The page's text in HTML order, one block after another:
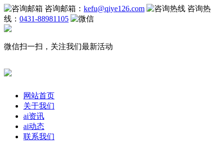
咨询邮箱： kefu@qiye126.com
咨询热
线： 0431-88981105
微信扫一扫，关注我们最新活动
网站首页
关于我们
ai资讯
ai动态
联系我们